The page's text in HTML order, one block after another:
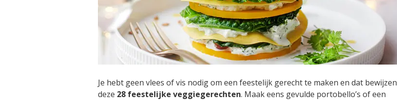
Je hebt geen vlees of vis nodig om een feestelijk gerecht te maken en dat bewijzen
deze 28 feestelijke veggiegerechten. Maak eens gevulde portobello’s of een